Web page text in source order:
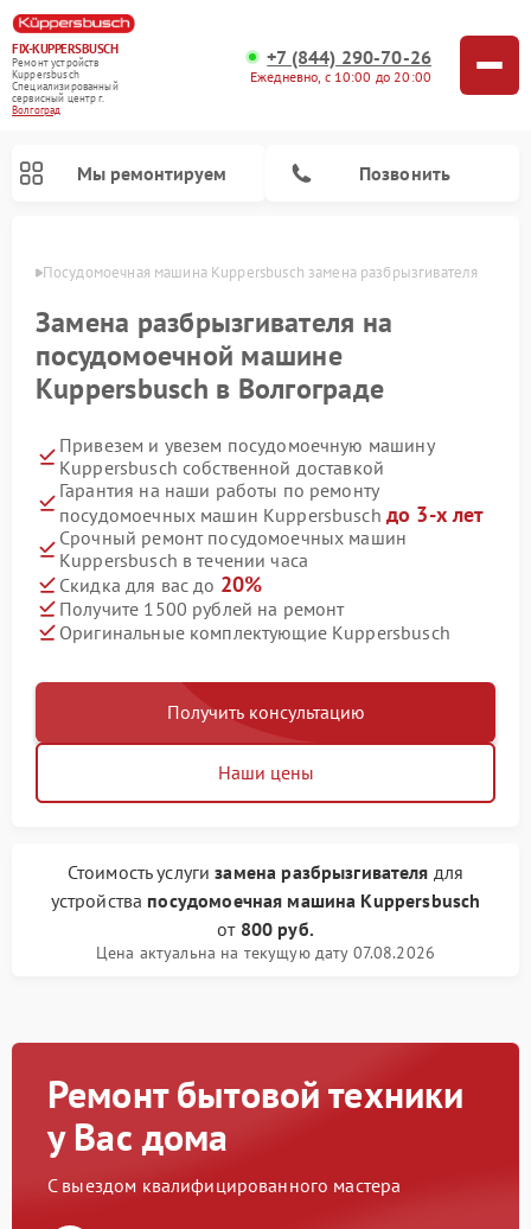
FIX-KUPPERSBUSCH
Ремонт устройств
Kuppersbusch
Специализированный
cервисный центр г.
Волгоград
+7 (844) 290-70-26
Ежедневно, с 10:00 до 20:00
Мы ремонтируем Позвонить
Посудомоечная машина Kuppersbusch замена разбрызгивателя
Замена разбрызгивателя на
посудомоечной машине
Kuppersbusch в Волгограде
Привезем и увезем посудомоечную машину
Kuppersbusch собственной доставкой
Гарантия на наши работы по ремонту
посудомоечных машин Kuppersbusch до 3-х лет
Срочный ремонт посудомоечных машин
Kuppersbusch в течении часа
Скидка для вас до 20%
Получите 1500 рублей на ремонт
Оригинальные комплектующие Kuppersbusch
Получить консультацию
Наши цены
Стоимость услугизамена разбрызгивателя для
устройства посудомоечная машина Kuppersbusch
от 800 руб.
Цена актуальна на текущую дату 07.08.2026
Ремонт бытовой техники
у Вас дома
С выездом квалифицированного мастера